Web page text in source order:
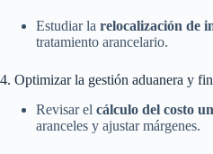
Estudiar la relocalización de
tratamiento arancelario.
4. Optimizar la gestión aduanera y
Revisar el cálculo del costo
aranceles y ajustar márgenes.